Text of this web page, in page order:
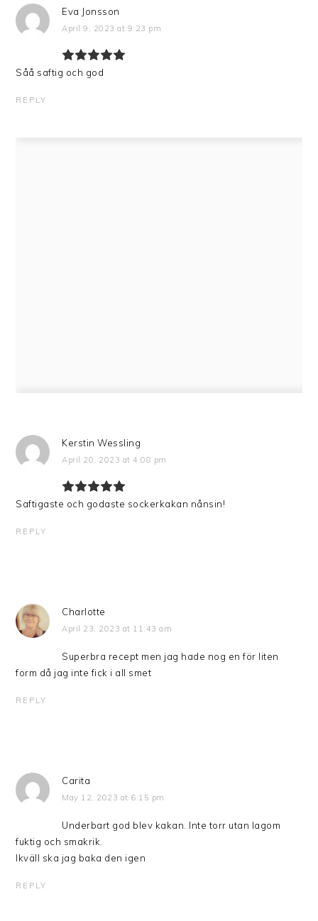
Eva Jonsson
April 9, 2023 at 9:23 pm
Såå saftig och god
REPLY
Kerstin Wessling
April 20, 2023 at 4:08 pm
Saftigaste och godaste sockerkakan nånsin!
REPLY
Charlotte
April 23, 2023 at 11:43 am
Superbra recept men jag hade nog en för liten
form då jag inte fick i all smet
REPLY
Carita
May 12, 2023 at 6:15 pm
Underbart god blev kakan. Inte torr utan lagom
fuktig och smakrik.
Ikväll ska jag baka den igen
REPLY